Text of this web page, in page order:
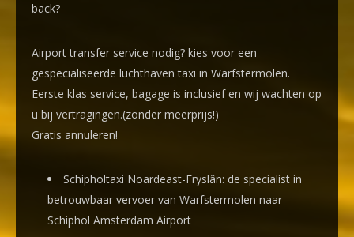
back?
Airport transfer service nodig? kies voor een
gespecialiseerde luchthaven taxi in Warfstermolen.
Eerste klas service, bagage is inclusief en wij wachten op
u bij vertragingen.(zonder meerprijs!)
Gratis annuleren!
Schipholtaxi Noardeast-Fryslân: de specialist in
betrouwbaar vervoer van Warfstermolen naar
Schiphol Amsterdam Airport